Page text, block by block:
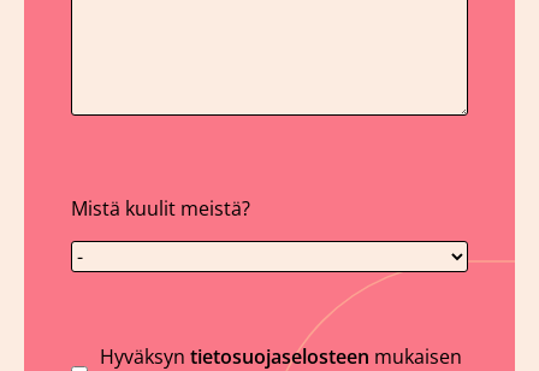
Mistä kuulit meistä?
Suostumus
Hyväksyntietosuojaselosteen mukaisen